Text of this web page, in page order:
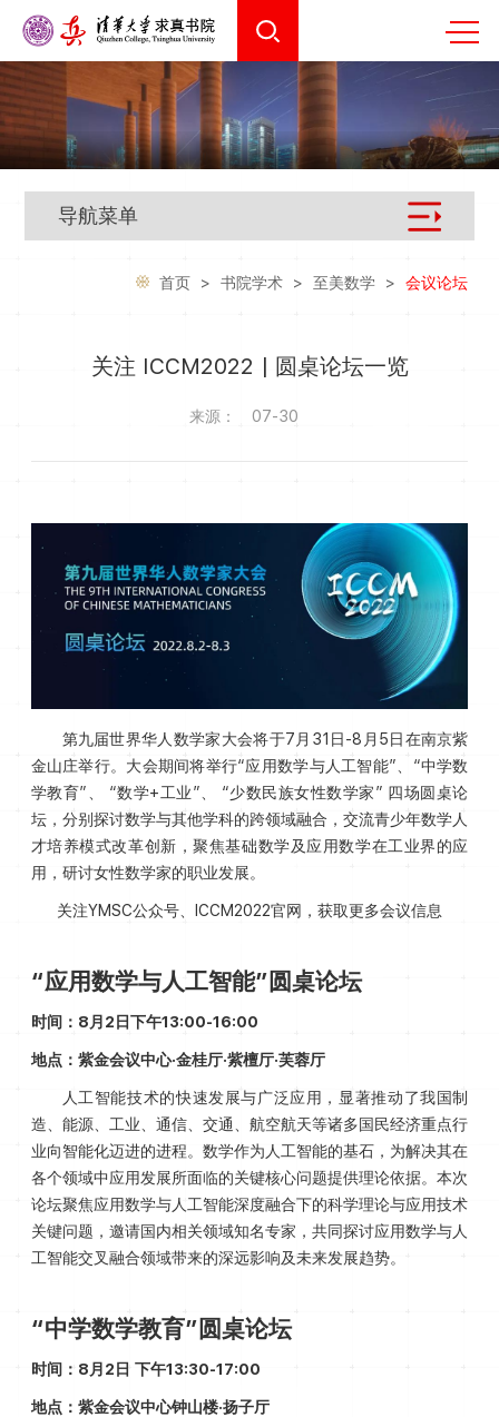
导航菜单
首页 > 书院学术 > 至美数学 > 会议论坛
关注 ICCM2022 | 圆桌论坛一览
来源： 07-30
第九届世界华人数学家大会将于7月31日-8月5日在南京紫
金山庄举行。大会期间将举行“应用数学与人工智能”、“中学数
学教育”、 “数学+工业”、 “少数民族女性数学家” 四场圆桌论
坛，分别探讨数学与其他学科的跨领域融合，交流青少年数学人
才培养模式改革创新，聚焦基础数学及应用数学在工业界的应
用，研讨女性数学家的职业发展。
关注YMSC公众号、ICCM2022官网， 获取更多会议信息
“应用数学与人工智能”圆桌论坛
时间：8月2日下午13:00-16:00
地点：紫金会议中心·金桂厅·紫檀厅·芙蓉厅
人工智能技术的快速发展与广泛应用，显著推动了我国制
造、能源、工业、通信、交通、航空航天等诸多国民经济重点行
业向智能化迈进的进程。数学作为人工智能的基石，为解决其在
各个领域中应用发展所面临的关键核心问题提供理论依据。本次
论坛聚焦应用数学与人工智能深度融合下的科学理论与应用技术
关键问题，邀请国内相关领域知名专家，共同探讨应用数学与人
工智能交叉融合领域带来的深远影响及未来发展趋势。
“中学数学教育”圆桌论坛
时间：8月2日 下午13:30-17:00
地点：紫金会议中心钟山楼·扬子厅